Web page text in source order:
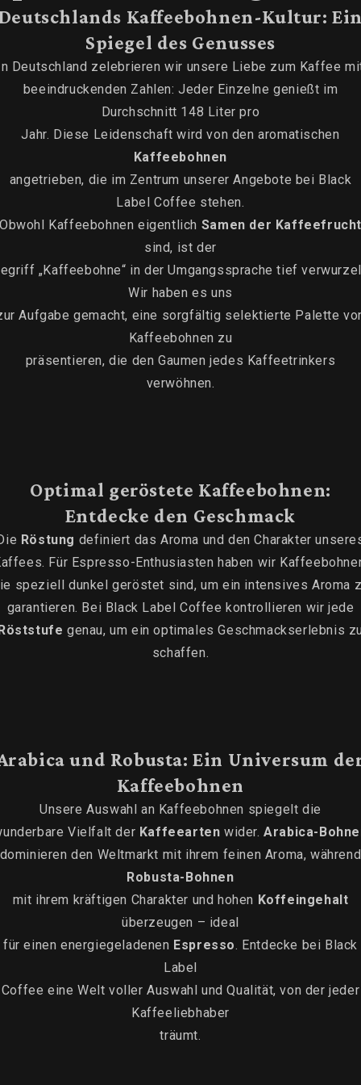
Kaffeebohnen-Kultur: Ein
Spiegel des Genusses
Deutschland zelebrieren wir unsere Liebe zum Kaffee
beeindruckenden Zahlen: Jeder Einzelne genießt im
Durchschnitt 148 Liter pro
Jahr. Diese Leidenschaft wird von den aromatischen
Kaffeebohnen
angetrieben, die im Zentrum unserer Angebote bei Black
Label Coffee stehen.
Obwohl Kaffeebohnen eigentlich Samen der Kaffeefrucht
sind, ist der
„Kaffeebohne“ in der Umgangssprache tief
Wir haben es uns
Aufgabe gemacht, eine sorgfältig selektierte Palette
Kaffeebohnen zu
präsentieren, die den Gaumen jedes Kaffeetrinkers
verwöhnen.
Optimal geröstete Kaffeebohnen:
Entdecke den Geschmack
Röstung definiert das Aroma und den Charakter
Für Espresso-Enthusiasten haben wir
speziell dunkel geröstet sind, um ein intensives Aroma
garantieren. Bei Black Label Coffee kontrollieren wir jede
genau, um ein optimales Geschmackserlebnis zu
schaffen.
und Robusta: Ein Universum
Kaffeebohnen
Unsere Auswahl an Kaffeebohnen spiegelt die
Vielfalt der Kaffeearten wider.Arabica-
dominieren den Weltmarkt mit ihrem feinen Aroma, während
Robusta-Bohnen
mit ihrem kräftigen Charakter und hohen Koffeingehalt
überzeugen – ideal
für einen energiegeladenen Espresso. Entdecke bei Black
Label
Coffee eine Welt voller Auswahl und Qualität, von der jeder
Kaffeeliebhaber
träumt.